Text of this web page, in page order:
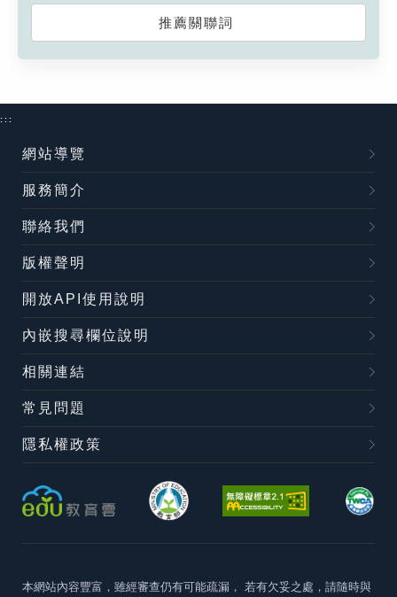
推薦關聯詞
:::
網站導覽
服務簡介
聯絡我們
版權聲明
開放API使用說明
內嵌搜尋欄位說明
相關連結
常見問題
隱私權政策
本網站內容豐富，雖經審查仍有可能疏漏， 若有欠妥之處，請隨時與